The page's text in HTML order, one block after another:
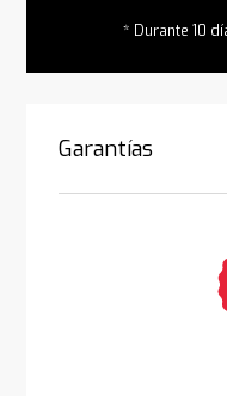
* Durante 10
Garantías